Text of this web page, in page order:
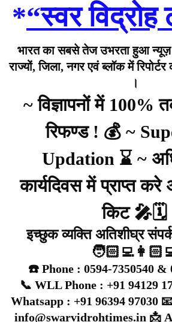
*“स्वर विद्रोह
भारत का सबसे तेज उभरता हुआ
राज्यों, जिला, नगर एवं ब्लॉक में
।
~ विज्ञापनों में 100%
रिफण्ड ! 💰 ~
Updation ⌛ ~
कार्यदिवस में प्राप्त करे
किट 🎤🗓️
इच्छुक व्यक्ति अतिशीघ्र
☎️ Phone : 0594-7350540 &
📞 WLL Phone : +91 94129
Whatsapp : +91 96394 97030
info@swarvidrohtimes.in 📩